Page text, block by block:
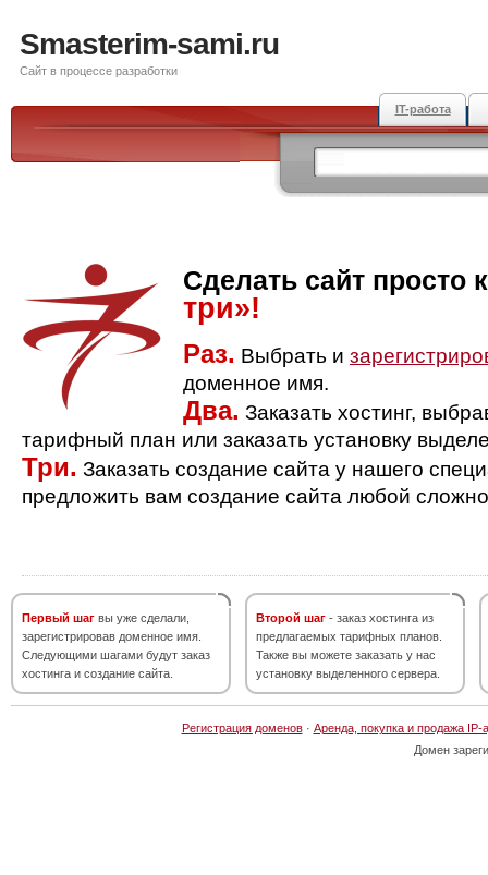
Smasterim-sami.ru
Сайт в процессе разработки
IT-работа
Сделать сайт просто
три»!
Раз. Выбрать и
доменное имя.
Два. Заказать хостинг,
тарифный план или заказать установку
Три. Заказать создание сайта у нашего
предложить вам создание сайта любой
Первый шаг вы уже сделали,
зарегистрировав доменное имя.
Следующими шагами будут заказ
хостинга и создание сайта.
Второй шаг - заказ хостинга из
предлагаемых тарифных планов.
Также вы можете заказать у нас
установку выделенного сервера.
Регистрация доменов· Аренда, покупка и продажа IP-
Домен